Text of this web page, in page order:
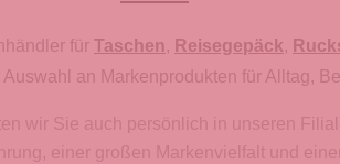
für Taschen, Reisegepäck,
an Markenprodukten für Alltag,
wir Sie auch persönlich in unseren
einer großen Markenvielfalt und